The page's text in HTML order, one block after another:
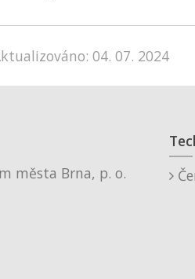
04. 07. 2024
města Brna, p. o.